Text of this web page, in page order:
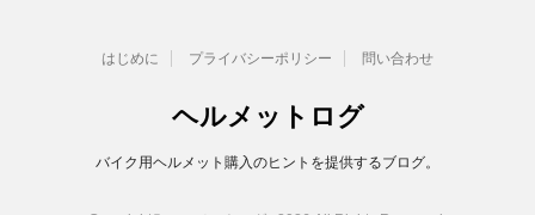
はじめに プライバシーポリシー 問い合わせ
ヘルメットログ
バイク用ヘルメット購入のヒントを提供するブログ。